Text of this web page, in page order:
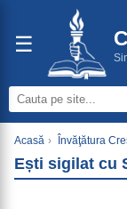
☰
Acasă › Învăţătura
Ești sigilat cu